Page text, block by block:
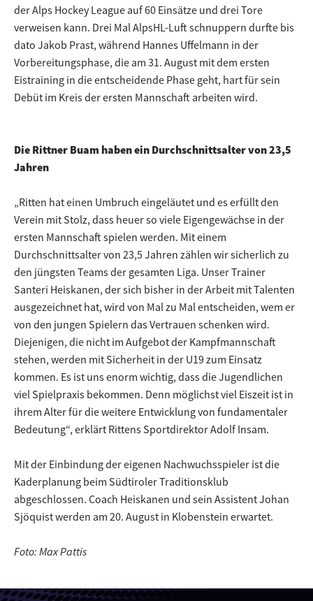
der Alps Hockey League auf 60 Einsätze und drei Tore
verweisen kann. Drei Mal AlpsHL-Luft schnuppern durfte bis
dato Jakob Prast, während Hannes Uffelmann in der
Vorbereitungsphase, die am 31. August mit dem ersten
Eistraining in die entscheidende Phase geht, hart für sein
Debüt im Kreis der ersten Mannschaft arbeiten wird.
Die Rittner Buam haben ein Durchschnittsalter von 23,5
Jahren
„Ritten hat einen Umbruch eingeläutet und es erfüllt den
Verein mit Stolz, dass heuer so viele Eigengewächse in der
ersten Mannschaft spielen werden. Mit einem
Durchschnittsalter von 23,5 Jahren zählen wir sicherlich zu
den jüngsten Teams der gesamten Liga. Unser Trainer
Santeri Heiskanen, der sich bisher in der Arbeit mit Talenten
ausgezeichnet hat, wird von Mal zu Mal entscheiden, wem er
von den jungen Spielern das Vertrauen schenken wird.
Diejenigen, die nicht im Aufgebot der Kampfmannschaft
stehen, werden mit Sicherheit in der U19 zum Einsatz
kommen. Es ist uns enorm wichtig, dass die Jugendlichen
viel Spielpraxis bekommen. Denn möglichst viel Eiszeit ist in
ihrem Alter für die weitere Entwicklung von fundamentaler
Bedeutung“, erklärt Rittens Sportdirektor Adolf Insam.
Mit der Einbindung der eigenen Nachwuchsspieler ist die
Kaderplanung beim Südtiroler Traditionsklub
abgeschlossen. Coach Heiskanen und sein Assistent Johan
Sjöquist werden am 20. August in Klobenstein erwartet.
Foto: Max Pattis